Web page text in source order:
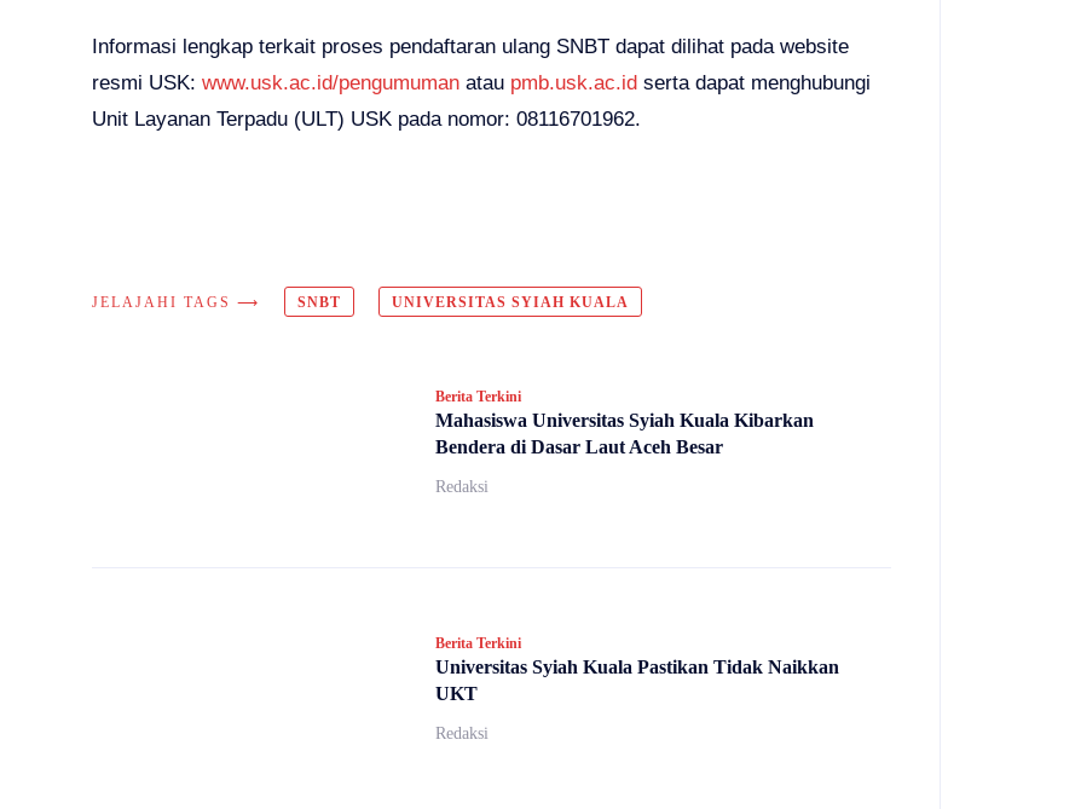
Informasi lengkap terkait proses pendaftaran ulang SNBT dapat dilihat pada website
resmi USK: www.usk.ac.id/pengumuman atau pmb.usk.ac.id serta dapat menghubungi
Unit Layanan Terpadu (ULT) USK pada nomor: 08116701962.
JELAJAHI TAGS ⟶ SNBT UNIVERSITAS SYIAH KUALA
Berita Terkini
Mahasiswa Universitas Syiah Kuala Kibarkan
Bendera di Dasar Laut Aceh Besar
Redaksi
Berita Terkini
Universitas Syiah Kuala Pastikan Tidak Naikkan
UKT
Redaksi